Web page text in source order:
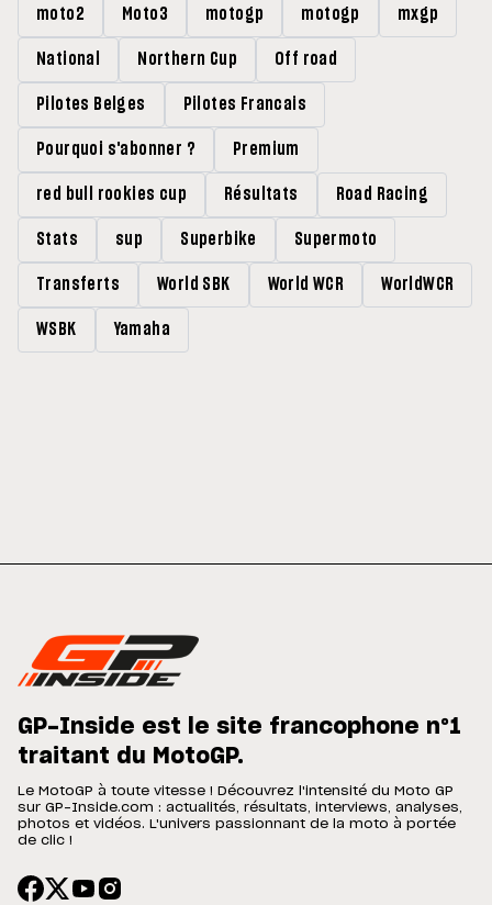
moto2 Moto3 motogp motogp mxgp
National Northern Cup Off road
Pilotes Belges Pilotes Francais
Pourquoi s'abonner ? Premium
red bull rookies cup Résultats Road Racing
Stats sup Superbike Supermoto
Transferts World SBK World WCR WorldWCR
WSBK Yamaha
GP-Inside est le site francophone n°1
traitant du MotoGP.
Le MotoGP à toute vitesse ! Découvrez l'intensité du Moto GP
sur GP-Inside.com : actualités, résultats, interviews, analyses,
photos et vidéos. L'univers passionnant de la moto à portée
de clic !